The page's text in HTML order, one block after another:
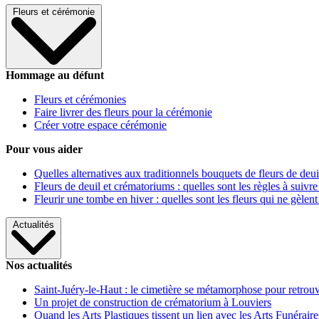
Fleurs et cérémonie
Hommage au défunt
Fleurs et cérémonies
Faire livrer des fleurs pour la cérémonie
Créer votre espace cérémonie
Pour vous aider
Quelles alternatives aux traditionnels bouquets de fleurs de
Fleurs de deuil et crématoriums : quelles sont les règles à
Fleurir une tombe en hiver : quelles sont les fleurs qui ne gèlent
Actualités
Nos actualités
Saint-Juéry-le-Haut : le cimetière se métamorphose pour
Un projet de construction de crématorium à Louviers
Quand les Arts Plastiques tissent un lien avec les Arts